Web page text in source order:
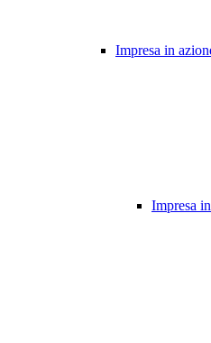
Impresa in
Impresa